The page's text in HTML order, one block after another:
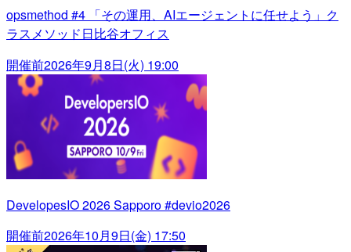
opsmethod #4 「その運用、AIエージェントに任せよう」ク
ラスメソッド日比谷オフィス
開催前2026年9月8日(火) 19:00
DevelopesIO 2026 Sapporo #devio2026
開催前2026年10月9日(金) 17:50